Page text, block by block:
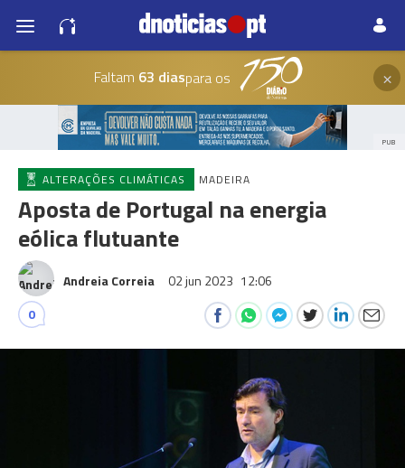
Faltam 63 diaspara os ×
PUB
ALTERAÇÕES CLIMÁTICAS MADEIRA
Aposta de Portugal na energia
eólica flutuante
Andreia Correia 02 jun 2023 12:06
0